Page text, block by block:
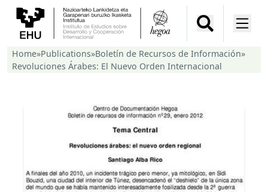
Home»Publications»Boletín de Recursos de Información»
Revoluciones Árabes: El Nuevo Orden Internacional